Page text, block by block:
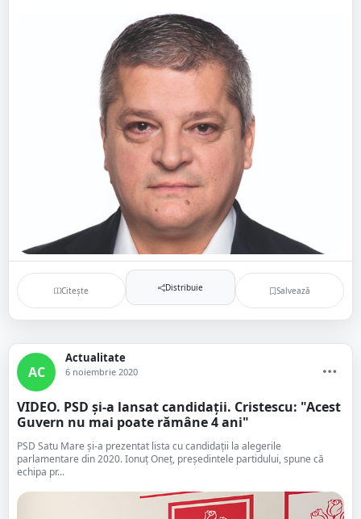
Citește Distribuie Salvează
AC
Actualitate
6 noiembrie 2020
VIDEO. PSD și-a lansat candidații. Cristescu: "Acest
Guvern nu mai poate rămâne 4 ani"
PSD Satu Mare și-a prezentat lista cu candidații la alegerile
parlamentare din 2020. Ionuț Oneț, președintele partidului, spune că
echipa pr...